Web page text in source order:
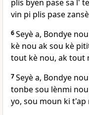
plis byen pase sa l'
vin pi plis pase
6Seyè a, Bondye
kè nou ak sou kè
tout kè nou, ak tout
7Seyè a, Bondye
tonbe sou lènmi
yo, sou moun ki